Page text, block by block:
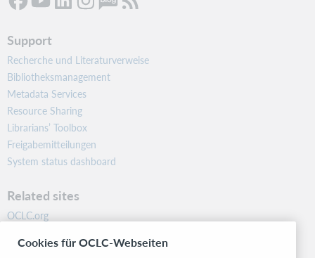
Support
Recherche und Literaturverweise
Bibliotheksmanagement
Metadata Services
Resource Sharing
Librarians’ Toolbox
Freigabemitteilungen
System status dashboard
Related sites
OCLC.org
Community
Cookies für OCLC-Webseiten